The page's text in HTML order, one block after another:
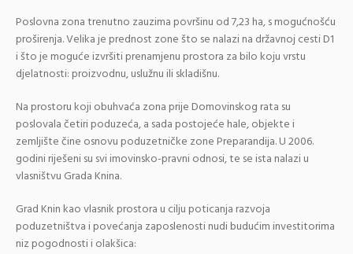
Poslovna zona trenutno zauzima površinu od 7,23 ha, s mogućnošću
proširenja. Velika je prednost zone što se nalazi na državnoj cesti D1
i što je moguće izvršiti prenamjenu prostora za bilo koju vrstu
djelatnosti: proizvodnu, uslužnu ili skladišnu.
Na prostoru koji obuhvaća zona prije Domovinskog rata su
poslovala četiri poduzeća, a sada postojeće hale, objekte i
zemljište čine osnovu poduzetničke zone Preparandija. U 2006.
godini riješeni su svi imovinsko-pravni odnosi, te se ista nalazi u
vlasništvu Grada Knina.
Grad Knin kao vlasnik prostora u cilju poticanja razvoja
poduzetništva i povećanja zaposlenosti nudi budućim investitorima
niz pogodnosti i olakšica: